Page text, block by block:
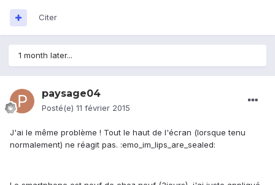
Citer
1 month later...
paysage04
Posté(e) 11 février 2015
J'ai le même problème ! Tout le haut de l'écran (lorsque tenu
normalement) ne réagit pas. :emo_im_lips_are_sealed: